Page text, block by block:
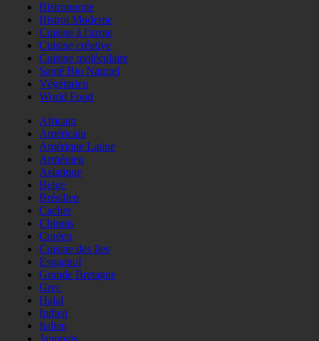
Bistronomie
Bistrot Moderne
Cuisine à l'azote
Cuisine créative
Cuisine moléculaire
Santé Bio Naturel
Végétarien
World Food
Africain
Américain
Amérique Latine
Arménien
Asiatique
Belge
Brésilien
Cacher
Chinois
Coréen
Cuisine des Iles
Espagnol
Grande Bretagne
Grec
Halal
Indien
Italien
Japonais